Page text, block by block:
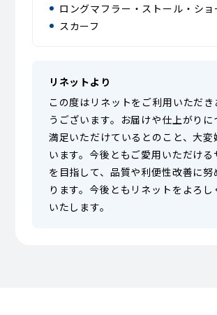
ロングマフラー・ストール・ショ
スカーフ
リネットより
この度はリネットをご利用いただき
うございます。お届けや仕上がりに
満足いただけているとのこと、大変
います。今後ともご愛用いただける
を目指して、品質や利便性改善に努
ります。今後ともリネットをよろし
いたします。